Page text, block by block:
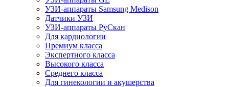
УЗИ-аппараты Samsung Medison
Датчики УЗИ
УЗИ-аппараты РуСкан
Для кардиологии
Премиум класса
Экспертного класса
Высокого класса
Среднего класса
Для гинекологии и акушерства